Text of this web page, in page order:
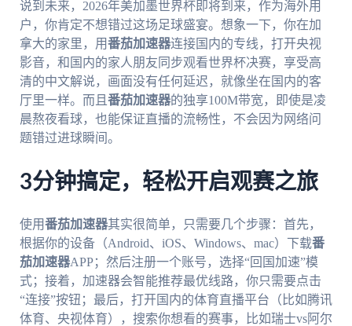
说到未来，2026年美加墨世界杯即将到来，作为海外用
户，你肯定不想错过这场足球盛宴。想象一下，你在加
拿大的家里，用番茄加速器连接国内的专线，打开央视
影音，和国内的家人朋友同步观看世界杯决赛，享受高
清的中文解说，画面没有任何延迟，就像坐在国内的客
厅里一样。而且 番茄加速器的独享100M带宽，即使是凌
晨熬夜看球，也能保证直播的流畅性，不会因为网络问
题错过进球瞬间。
3分钟搞定，轻松开启观赛之旅
使用番茄加速器其实很简单，只需要几个步骤：首先，
根据你的设备（Android、iOS、Windows、mac）下载番
茄加速器APP；然后注册一个账号，选择“回国加速”模
式；接着，加速器会智能推荐最优线路，你只需要点击
“连接”按钮；最后，打开国内的体育直播平台（比如腾讯
体育、央视体育），搜索你想看的赛事，比如瑞士vs阿尔